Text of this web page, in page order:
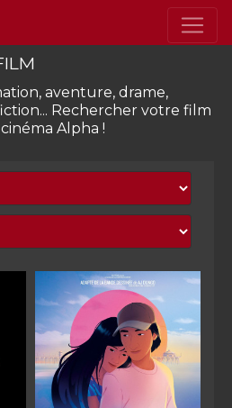
aventure, drame,
Rechercher votre film
Alpha !